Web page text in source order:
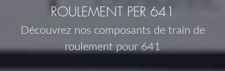
ROULEMENT PER 641
Découvrez nos composants de train de
roulement pour 641